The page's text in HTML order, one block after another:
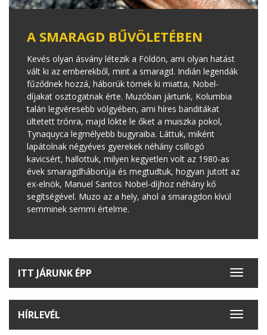
A SMARAGD BŰVÖLETÉBEN
Kevés olyan ásvány létezik a Földön, ami olyan hatást
vált ki az emberekből, mint a smaragd. Indián legendák
fűződnek hozzá, háborúk törnek ki miatta, Nobel-
díjakat osztogatnak érte. Muzóban jártunk, Kolumbia
talán legvéresebb völgyében, ami híres banditákat
ültetett trónra, majd lökte le őket a muiszka pokol,
Tynaquyca legmélyebb bugyraiba. Láttuk, miként
lapátolnak négyéves gyerekek néhány csillogó
kavicsért, hallottuk, milyen kegyetlen volt az 1980-as
évek smaragdháborúja és megtudtuk, hogyan jutott az
ex-elnök, Manuel Santos Nobel-díjhoz néhány kő
segítségével. Muzo az a hely, ahol a smaragdon kívül
semminek semmi értelme.
Toggle
ITT JÁRUNK ÉPP
Toggle
HÍRLEVÉL